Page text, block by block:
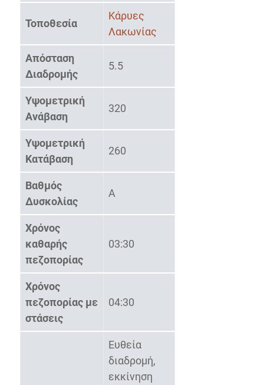
Τοποθεσία
Κάρυες
Λακωνίας
Απόσταση
Διαδρομής
5.5
Υψομετρική
Ανάβαση
320
Υψομετρική
Κατάβαση
260
Βαθμός
Δυσκολίας
Α
Χρόνος
καθαρής
πεζοπορίας
03:30
Χρόνος
πεζοπορίας με
στάσεις
04:30
Ευθεία
διαδρομή,
εκκίνηση